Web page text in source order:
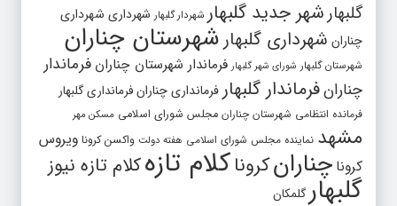
گلبهارشهر جدید گلبهار شهردار گلبهار شهرداری شهرداری
چناران شهرداری گلبهار شهرستان چناران
شهرستان گلبهار شورای شهر گلبهار فرماندار شهرستان چناران فرماندار
چنارانفرماندار گلبهار فرمانداری چنارانفرمانداری گلبهار
فرمانده انتظامی شهرستان چناران مجلس شورای اسلامی مسکن مهر
مشهد نماینده مجلس شورای اسلامی هفته دولت واکسن کرونا ویروس
کرونا چنارانکروناکلام تازهکلام تازه نیوز
گلبهارگلمکان